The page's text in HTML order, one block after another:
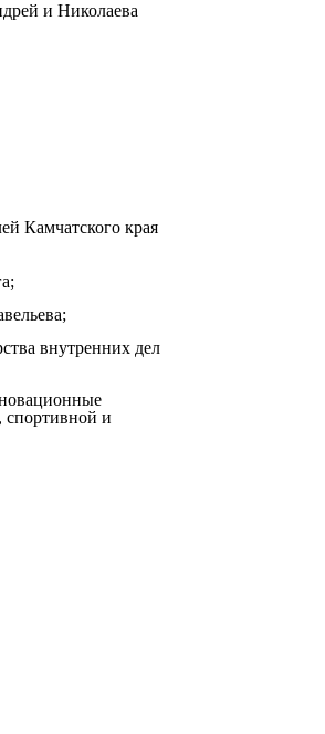
и Николаева
Камчатского края
внутренних дел
спортивной и